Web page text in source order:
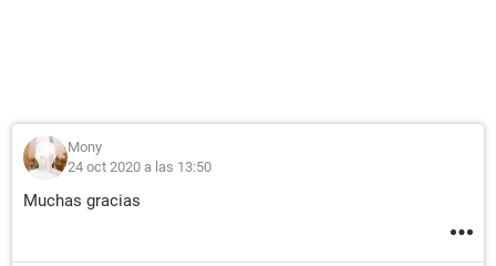
Mony
24 oct 2020 a las 13:50
Muchas gracias